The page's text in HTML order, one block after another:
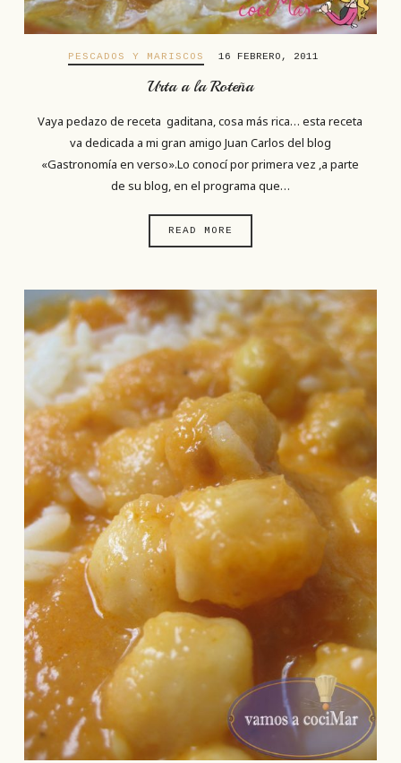
PESCADOS Y MARISCOS 16 FEBRERO, 2011
Urta a la Roteña
Vaya pedazo de receta gaditana, cosa más rica… esta receta
va dedicada a mi gran amigo Juan Carlos del blog
«Gastronomía en verso».Lo conocí por primera vez ,a parte
de su blog, en el programa que…
READ MORE